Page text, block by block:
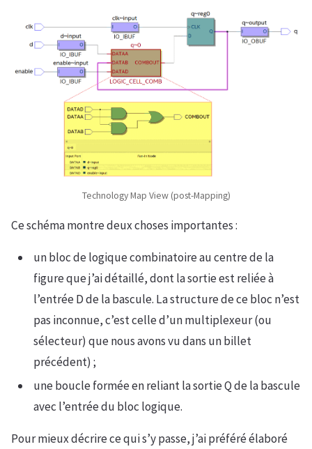
Technology Map View (post-Mapping)
Ce schéma montre deux choses importantes :
un bloc de logique combinatoire au centre de la
figure que j’ai détaillé, dont la sortie est reliée à
l’entrée D de la bascule. La structure de ce bloc n’est
pas inconnue, c’est celle d’un multiplexeur (ou
sélecteur) que nous avons vu dans un billet
précédent) ;
une boucle formée en reliant la sortie Q de la bascule
avec l’entrée du bloc logique.
Pour mieux décrire ce qui s’y passe, j’ai préféré élaboré